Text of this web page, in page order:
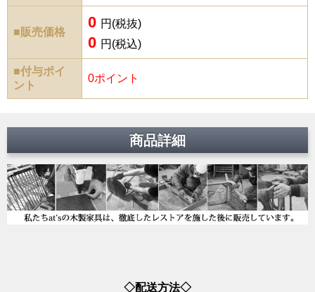
■販売価格
0 円(税抜)
0 円(税込)
■付与ポイ
ント
0ポイント
商品詳細
◇配送方法◇